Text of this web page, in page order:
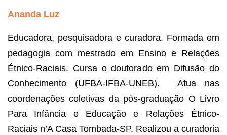
Ananda Luz
Educadora, pesquisadora e curadora. Formada em
pedagogia com mestrado em Ensino e Relações
Étnico-Raciais. Cursa o doutorado em Difusão do
Conhecimento (UFBA-IFBA-UNEB).  Atua nas
coordenações coletivas da pós-graduação O Livro
Para Infância e Educação e Relações Étnico-
Raciais n’A Casa Tombada-SP. Realizou a curadoria